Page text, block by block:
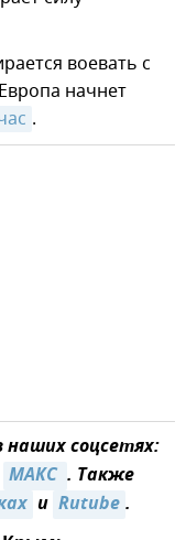
воевать с
начнет
.
соцсетях:
MAКС . Также
и Rutube.